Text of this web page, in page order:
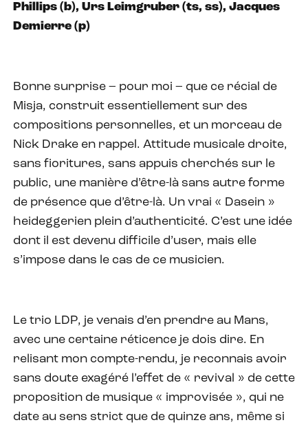
Phillips (b), Urs Leimgruber (ts, ss), Jacques
Demierre (p)
Bonne surprise – pour moi – que ce récial de
Misja, construit essentiellement sur des
compositions personnelles, et un morceau de
Nick Drake en rappel. Attitude musicale droite,
sans fioritures, sans appuis cherchés sur le
public, une manière d’être-là sans autre forme
de présence que d’être-là. Un vrai « Dasein »
heideggerien plein d’authenticité. C’est une idée
dont il est devenu difficile d’user, mais elle
s’impose dans le cas de ce musicien.
Le trio LDP, je venais d’en prendre au Mans,
avec une certaine réticence je dois dire. En
relisant mon compte-rendu, je reconnais avoir
sans doute exagéré l’effet de « revival » de cette
proposition de musique « improvisée », qui ne
date au sens strict que de quinze ans, même si